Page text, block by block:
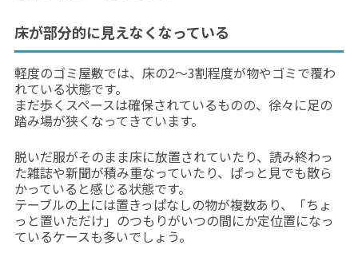
床が部分的に見えなくなっている
軽度のゴミ屋敷では、床の2〜3割程度が物やゴミで覆わ
れている状態です。
まだ歩くスペースは確保されているものの、徐々に足の
踏み場が狭くなってきています。
脱いだ服がそのまま床に放置されていたり、読み終わっ
た雑誌や新聞が積み重なっていたり、ぱっと見でも散ら
かっていると感じる状態です。
テーブルの上には置きっぱなしの物が複数あり、「ちょ
っと置いただけ」のつもりがいつの間にか定位置になっ
ているケースも多いでしょう。